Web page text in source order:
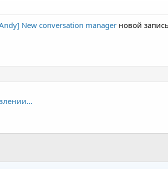
New conversation manager новой